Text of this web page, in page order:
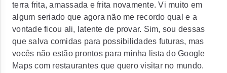
terra frita, amassada e frita novamente. Vi muito em
algum seriado que agora não me recordo qual e a
vontade ficou ali, latente de provar. Sim, sou dessas
que salva comidas para possibilidades futuras, mas
vocês não estão prontos para minha lista do Google
Maps com restaurantes que quero visitar no mundo.